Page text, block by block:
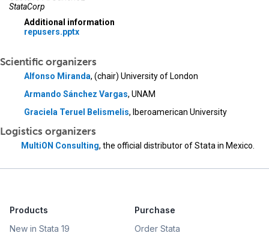
StataCorp
Additional information
repusers.pptx
Scientific organizers
Alfonso Miranda, (chair) University of London
Armando Sánchez Vargas, UNAM
Graciela Teruel Belismelis, Iberoamerican University
Logistics organizers
MultiON Consulting, the official distributor of Stata in Mexico.
Products
New in Stata 19
Purchase
Order Stata